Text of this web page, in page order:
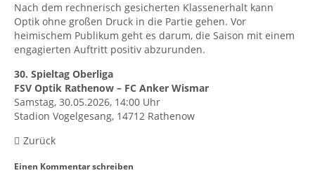
Nach dem rechnerisch gesicherten Klassenerhalt kann
Optik ohne großen Druck in die Partie gehen. Vor
heimischem Publikum geht es darum, die Saison mit einem
engagierten Auftritt positiv abzurunden.
30. Spieltag Oberliga
FSV Optik Rathenow – FC Anker Wismar
Samstag, 30.05.2026, 14:00 Uhr
Stadion Vogelgesang, 14712 Rathenow
Zurück
Einen Kommentar schreiben